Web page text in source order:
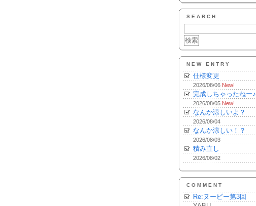
SEARCH
NEW ENTRY
仕様変更
2026/08/06 New!
完成しちゃったねー♪
2026/08/05 New!
なんか涼しいよ？
2026/08/04
なんか涼しい！？
2026/08/03
積み直し
2026/08/02
COMMENT
Re:ヌーピー第3回